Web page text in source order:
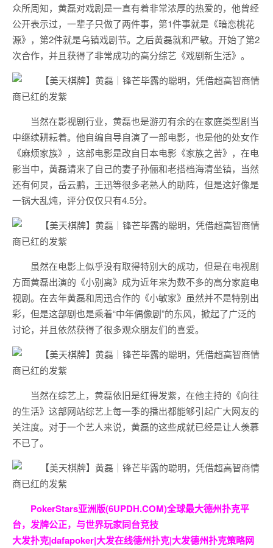
众所周知，黄磊对戏剧是一直有着非常浓厚的热爱的，他曾经
公开表示过，一辈子只做了两件事，第1件事就是《暗恋桃花
源》，第2件就是乌镇戏剧节。之后黄磊就和严敏。开始了第2
次合作，并且获得了非常成功的高分综艺《戏剧新生活》。
当然在影视剧行业，黄磊也是游刃有余的在家庭类型剧当
中继续耕耘着。他自编自导自演了一部电影，也是他的处女作
《麻烦家族》，这部电影是改自日本电影《家族之苦》，在电
影当中，黄磊请来了自己的妻子孙俪和老搭档海清坐镇，当然
还有何炅，岳云鹏，王迅等很多老熟人的助阵，但是这好像是
一锅大乱炖，评分仅仅只有4.5分。
虽然在电影上似乎没有取得特别大的成功，但是在电视剧
方面黄磊出演的《小别离》成为近年来为数不多的高分家庭电
视剧。在去年黄磊和周迅合作的《小敏家》虽然并不是特别出
彩，但是这部剧也是乘着“中年偶像剧”的东风，掀起了广泛的
讨论，并且依然获得了很多观众朋友们的喜爱。
当然在综艺上，黄磊依旧是红得发紫，在他主持的《向往
的生活》这部网站综艺上每一季的播出都能够引起广大网友的
关注度。对于一个艺人来说，黄磊的这些成就已经是让人羡慕
不已了。
PokerStars亚洲版(6UPDH.COM)全球最大德州扑克平
台，发牌公正，与世界玩家同台竞技
大发扑克|dafapoker|大发在线德州扑克|大发德州扑克策略网